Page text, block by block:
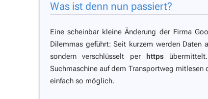
Was ist denn nun passiert?
Eine scheinbar kleine Änderung der Firma
Dilemmas geführt: Seit kurzem werden
sondern verschlüsselt per https
Suchmaschine auf dem Transportweg
einfach so möglich.